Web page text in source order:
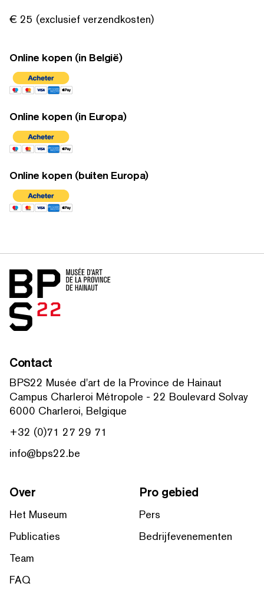
€ 25 (exclusief verzendkosten)
Online kopen (in België)
Online kopen (in Europa)
Online kopen (buiten Europa)
Home
Contact
BPS22 Musée d'art de la Province de Hainaut
Campus Charleroi Métropole - 22 Boulevard Solvay
6000 Charleroi, Belgique
+32 (0)71 27 29 71
info@bps22.be
Over
Het Museum
Publicaties
Team
FAQ
Pro gebied
Pers
Bedrijfevenementen